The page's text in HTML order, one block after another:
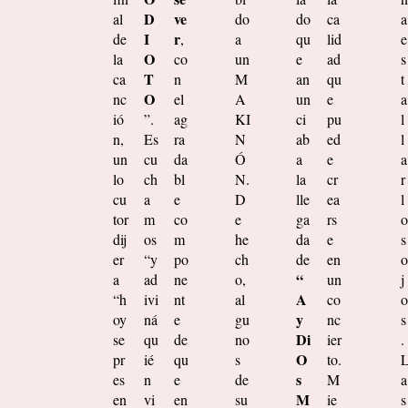
al
de
la
ca
nc
ió
n,
un
lo
cu
tor
dij
er
a
“h
oy
se
pr
es
en
D
I
O
T
O
”.
Es
cu
ch
a
m
os
“y
ad
ivi
ná
qu
ié
n
vi
ve
r,
co
n
el
ag
ra
da
bl
e
co
m
po
ne
nt
e
de
qu
e
en
do
a
un
M
A
KI
N
Ó
N.
D
e
he
ch
o,
al
gu
no
s
de
su
do
qu
e
an
un
ci
ab
a
la
lle
ga
da
de
“
A
y
Di
O
s
M
ca
lid
ad
qu
e
pu
ed
e
cr
ea
rs
e
en
un
co
nc
ier
to.
M
ie
a
e
s
t
a
l
l
a
r
l
o
s
o
j
o
s
.
a
s